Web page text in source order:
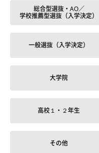
総合型選抜・AO／
学校推薦型選抜（入学決定）
一般選抜（入学決定）
大学院
高校１・２年生
その他